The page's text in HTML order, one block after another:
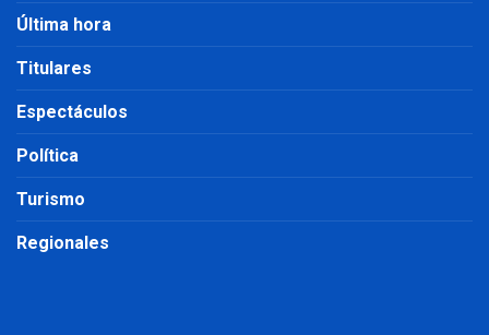
Última hora
Titulares
Espectáculos
Política
Turismo
Regionales